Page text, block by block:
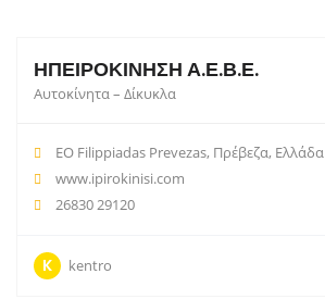
ΗΠΕΙΡΟΚΙΝΗΣΗ Α.Ε.Β.Ε.
Αυτοκίνητα – Δίκυκλα
EO Filippiadas Prevezas, Πρέβεζα, Ελλάδα
www.ipirokinisi.com
26830 29120
K kentro